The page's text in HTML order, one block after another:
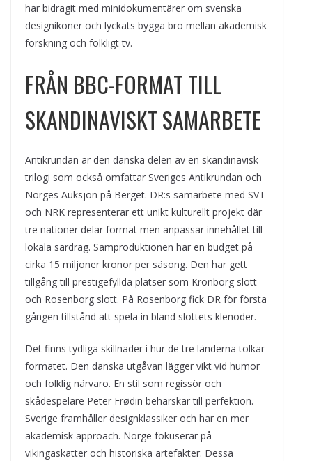
har bidragit med minidokumentärer om svenska
designikoner och lyckats bygga bro mellan akademisk
forskning och folkligt tv.
FRÅN BBC-FORMAT TILL
SKANDINAVISKT SAMARBETE
Antikrundan är den danska delen av en skandinavisk
trilogi som också omfattar Sveriges Antikrundan och
Norges Auksjon på Berget. DR:s samarbete med SVT
och NRK representerar ett unikt kulturellt projekt där
tre nationer delar format men anpassar innehållet till
lokala särdrag. Samproduktionen har en budget på
cirka 15 miljoner kronor per säsong. Den har gett
tillgång till prestigefyllda platser som Kronborg slott
och Rosenborg slott. På Rosenborg fick DR för första
gången tillstånd att spela in bland slottets klenoder.
Det finns tydliga skillnader i hur de tre länderna tolkar
formatet. Den danska utgåvan lägger vikt vid humor
och folklig närvaro. En stil som regissör och
skådespelare Peter Frødin behärskar till perfektion.
Sverige framhåller designklassiker och har en mer
akademisk approach. Norge fokuserar på
vikingaskatter och historiska artefakter. Dessa